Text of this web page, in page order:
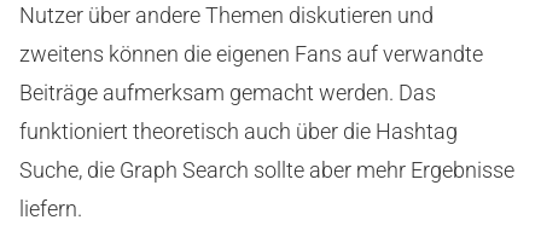
Nutzer über andere Themen diskutieren und
zweitens können die eigenen Fans auf verwandte
Beiträge aufmerksam gemacht werden. Das
funktioniert theoretisch auch über die Hashtag
Suche, die Graph Search sollte aber mehr Ergebnisse
liefern.